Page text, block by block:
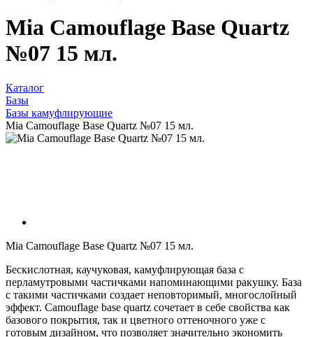
Mia Camouflage Base Quartz
№07 15 мл.
Каталог
Базы
Базы камуфлирующие
Mia Camouflage Base Quartz №07 15 мл.
Mia Camouflage Base Quartz №07 15 мл.
Бескислотная, каучуковая, камуфлирующая база с
перламутровыми частичками напоминающими ракушку. База
с такими частичками создает неповторимый, многослойный
эффект. Camouflage base quartz сочетает в себе свойства как
базового покрытия, так и цветного оттеночного уже с
готовым дизайном, что позволяет значительно экономить